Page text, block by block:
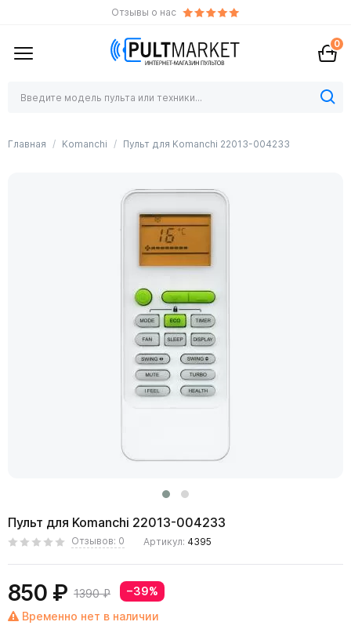
Отзывы о нас
0
Главная Komanchi Пульт для Komanchi 22013-004233
Пульт для Komanchi 22013-004233
Отзывов: 0 Артикул: 4395
850 ₽ 1390 ₽
−39%
Временно нет в наличии